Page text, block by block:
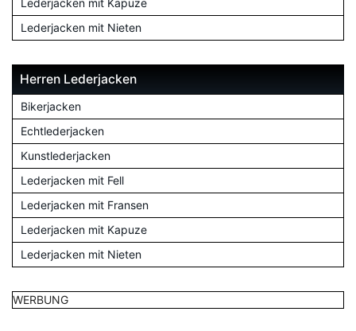
Lederjacken mit Kapuze
Lederjacken mit Nieten
Herren Lederjacken
Bikerjacken
Echtlederjacken
Kunstlederjacken
Lederjacken mit Fell
Lederjacken mit Fransen
Lederjacken mit Kapuze
Lederjacken mit Nieten
WERBUNG